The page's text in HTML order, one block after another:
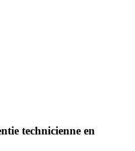
technicienne en